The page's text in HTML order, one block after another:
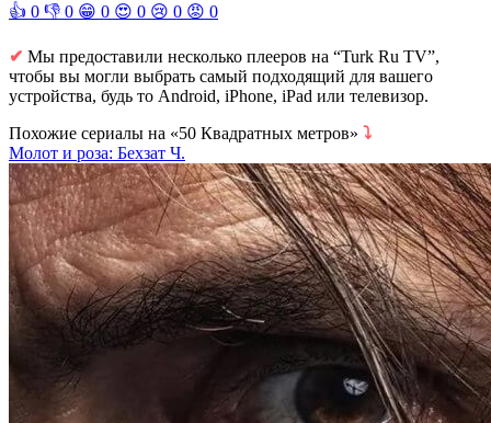
👍 0 👎 0 😁 0 😍 0 😢 0 😡 0
✔ Мы предоставили несколько плееров на “Turk Ru TV”,
чтобы вы могли выбрать самый подходящий для вашего
устройства, будь то Android, iPhone, iPad или телевизор.
Похожие сериалы на «50 Квадратных метров» ⤵
Молот и роза: Бехзат Ч.